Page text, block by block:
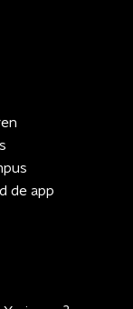
de app